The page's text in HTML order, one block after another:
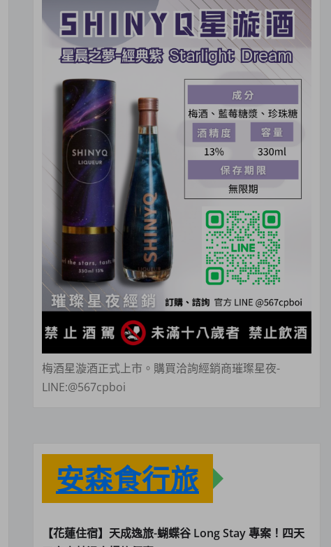
梅酒星漩酒正式上市。購買洽詢經銷商璀璨星夜-
LINE:@567cpboi
安森食行旅
【花蓮住宿】天成逸旅-蝴蝶谷 Long Stay 專案！四天